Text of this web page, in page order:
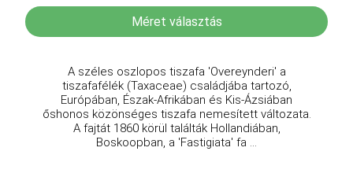
Méret választás
A széles oszlopos tiszafa 'Overeynderi' a
tiszafafélék (Taxaceae) családjába tartozó,
Európában, Észak-Afrikában és Kis-Ázsiában
őshonos közönséges tiszafa nemesített változata.
A fajtát 1860 körül találták Hollandiában,
Boskoopban, a 'Fastigiata' fa ...